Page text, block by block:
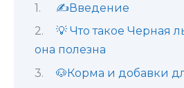
✍️Введение
💡 Что такое Черная
она полезна
🐶Корма и добавки